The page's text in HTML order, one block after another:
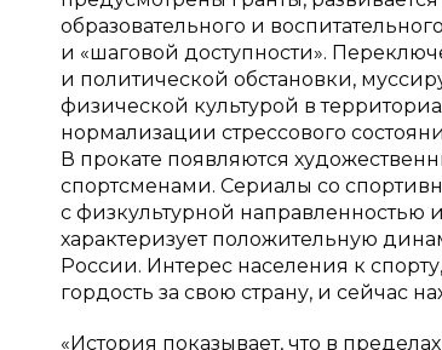
образовательного и
и «шаговой доступности».
и политической обстановки,
физической культурой в
нормализации стрессового
В прокате появляются
спортсменами. Сериалы со
с физкультурной направленностью
характеризует положительную
России. Интерес населения к
гордость за свою страну, и сейчас
«История показывает, что в